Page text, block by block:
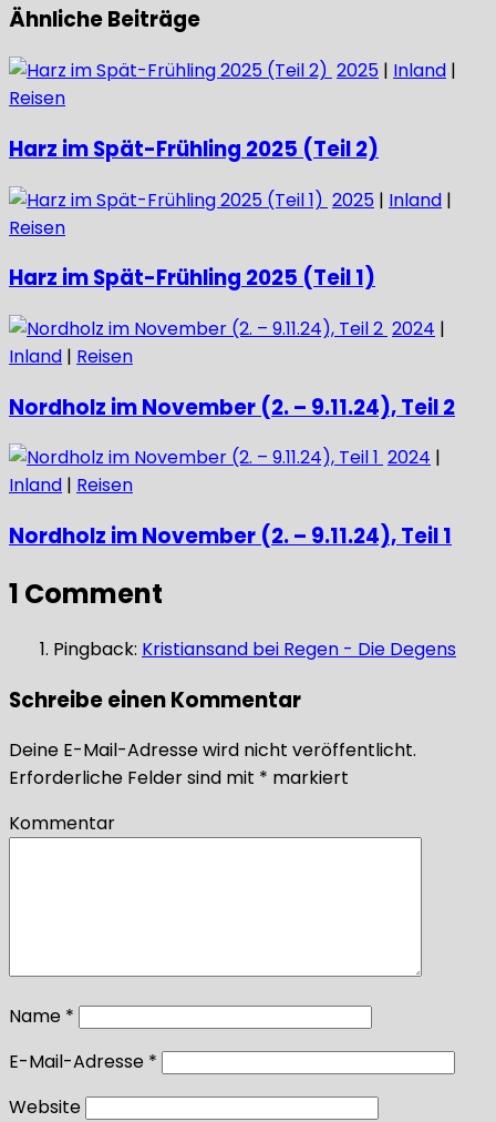
Ähnliche Beiträge
2025 | Inland |
Reisen
Harz im Spät-Frühling 2025 (Teil 2)
2025 | Inland |
Reisen
Harz im Spät-Frühling 2025 (Teil 1)
2024 |
Inland | Reisen
Nordholz im November (2. – 9.11.24), Teil 2
2024 |
Inland | Reisen
Nordholz im November (2. – 9.11.24), Teil 1
1 Comment
Pingback: Kristiansand bei Regen - Die Degens
Schreibe einen Kommentar
Deine E-Mail-Adresse wird nicht veröffentlicht.
Erforderliche Felder sind mit * markiert
Kommentar
Name *
E-Mail-Adresse *
Website